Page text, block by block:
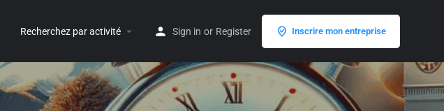
Recherchez par activité Sign in or Register Inscrire mon entreprise